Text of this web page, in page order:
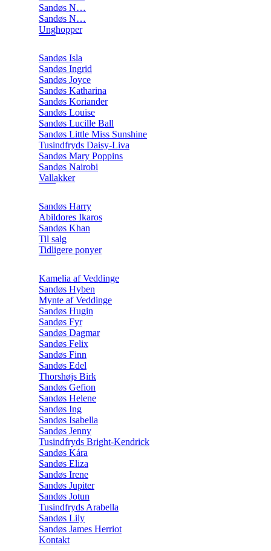
Sandøs N…
Sandøs N…
Unghopper
Sandøs Isla
Sandøs Ingrid
Sandøs Joyce
Sandøs Katharina
Sandøs Koriander
Sandøs Louise
Sandøs Lucille Ball
Sandøs Little Miss Sunshine
Tusindfryds Daisy-Liva
Sandøs Mary Poppins
Sandøs Nairobi
Vallakker
Sandøs Harry
Abildores Ikaros
Sandøs Khan
Til salg
Tidligere ponyer
Kamelia af Veddinge
Sandøs Hyben
Mynte af Veddinge
Sandøs Hugin
Sandøs Fyr
Sandøs Dagmar
Sandøs Felix
Sandøs Finn
Sandøs Edel
Thorshøjs Birk
Sandøs Gefion
Sandøs Helene
Sandøs Ing
Sandøs Isabella
Sandøs Jenny
Tusindfryds Bright-Kendrick
Sandøs Kára
Sandøs Eliza
Sandøs Irene
Sandøs Jupiter
Sandøs Jotun
Tusindfryds Arabella
Sandøs Lily
Sandøs James Herriot
Kontakt